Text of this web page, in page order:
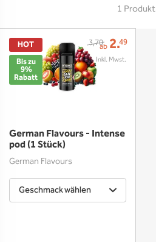
1 Produkt
ab
3,70 2.49
HOT
Bis zu
9%
Rabatt
German Flavours - Intense
pod (1 Stück)
German Flavours
Geschmack wählen